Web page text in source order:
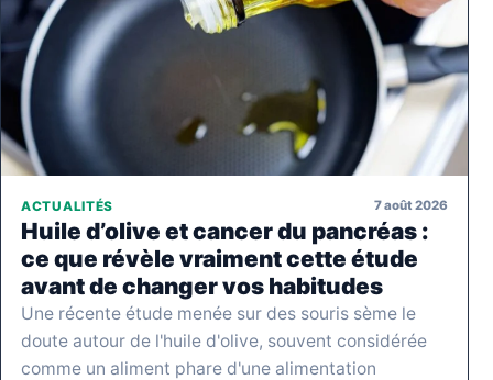
ACTUALITÉS 7 août 2026
Huile d’olive et cancer du pancréas :
ce que révèle vraiment cette étude
avant de changer vos habitudes
Une récente étude menée sur des souris sème le
doute autour de l'huile d'olive, souvent considérée
comme un aliment phare d'une alimentation